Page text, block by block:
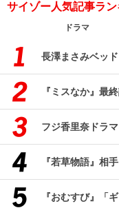
サイゾー人気記事ラ
ドラマ
長澤まさみベッ
『ミスなか』最
フジ香里奈ドラ
『若草物語』相
『おむすび』「